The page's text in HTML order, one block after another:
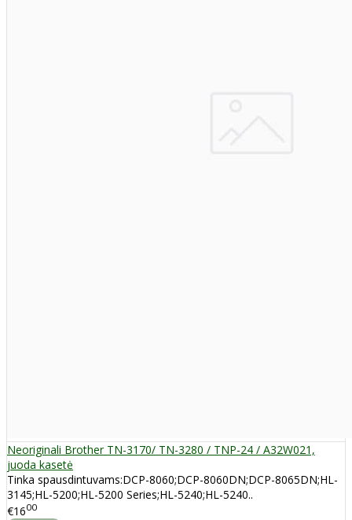
Neoriginali Brother TN-3170/ TN-3280 / TNP-24 / A32W021,
juoda kasetė
Tinka spausdintuvams:DCP-8060;DCP-8060DN;DCP-8065DN;HL-
3145;HL-5200;HL-5200 Series;HL-5240;HL-5240..
€1600